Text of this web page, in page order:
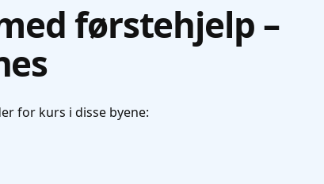
med førstehjelp –
for kurs i disse byene: